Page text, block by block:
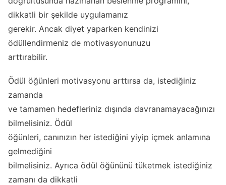
dikkatli bir şekilde uygulamanız
gerekir. Ancak diyet yaparken kendinizi
ödüllendirmeniz de motivasyonunuzu
arttırabilir.
Ödül öğünleri motivasyonu arttırsa da, istediğiniz
zamanda
ve tamamen hedefleriniz dışında davranamayacağınızı
bilmelisiniz. Ödül
öğünleri, canınızın her istediğini yiyip içmek anlamına
gelmediğini
bilmelisiniz. Ayrıca ödül öğününü tüketmek istediğiniz
zamanı da dikkatli